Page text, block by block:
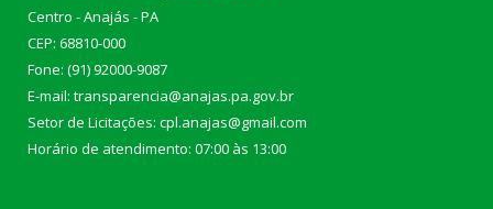
Centro - Anajás - PA
CEP: 68810-000
Fone: (91) 92000-9087
E-mail: transparencia@anajas.pa.gov.br
Setor de Licitações: cpl.anajas@gmail.com
Horário de atendimento: 07:00 às 13:00